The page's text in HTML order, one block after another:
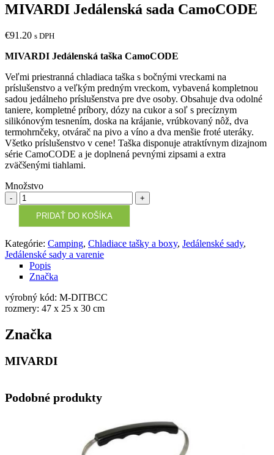
MIVARDI Jedálenská sada CamoCODE
€91.20 s DPH
MIVARDI Jedálenská taška CamoCODE
Veľmi priestranná chladiaca taška s bočnými vreckami na
príslušenstvo a veľkým predným vreckom, vybavená kompletnou
sadou jedálneho príslušenstva pre dve osoby. Obsahuje dva odolné
taniere, kompletné príbory, dózy na cukor a soľ s precíznym
silikónovým tesnením, doska na krájanie, vrúbkovaný nôž, dva
termohrnčeky, otvárač na pivo a víno a dva menšie froté uteráky.
Všetko príslušenstvo v cene! Taška disponuje atraktívnym dizajnom
série CamoCODE a je doplnená pevnými zipsami a extra
zväčšenými tiahlami.
Množstvo
Množstvo
PRIDAŤ DO KOŠÍKA
Kategórie: Camping, Chladiace tašky a boxy, Jedálenské sady,
Jedálenské sady a varenie
Popis
Značka
výrobný kód: M-DITBCC
rozmery: 47 x 25 x 30 cm
Značka
MIVARDI
Podobné produkty